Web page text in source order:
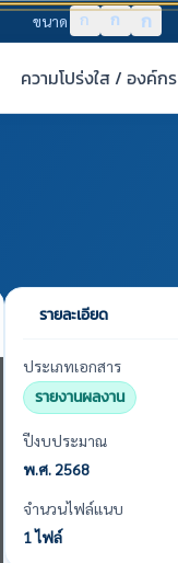
ขนาด ก ก ก
ความโปร่งใส / องค์กร
รายละเอียด
ประเภทเอกสาร
รายงานผลงาน
ปีงบประมาณ
พ.ศ. 2568
จำนวนไฟล์แนบ
1 ไฟล์